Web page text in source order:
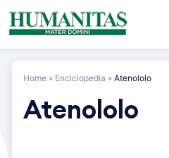
Skip
to
Home » Enciclopedia » Atenololo
Atenololo